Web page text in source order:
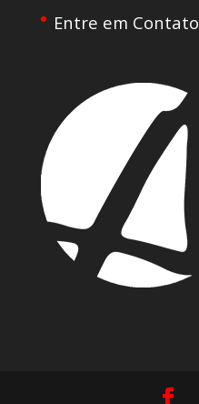
Entre em Contato